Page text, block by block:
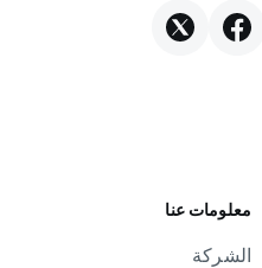
معلومات عنا
الشركة